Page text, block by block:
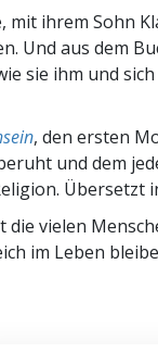
mit ihrem Sohn
Und aus dem
sie ihm und
, den ersten
und dem
Übersetzt
die vielen
im Leben